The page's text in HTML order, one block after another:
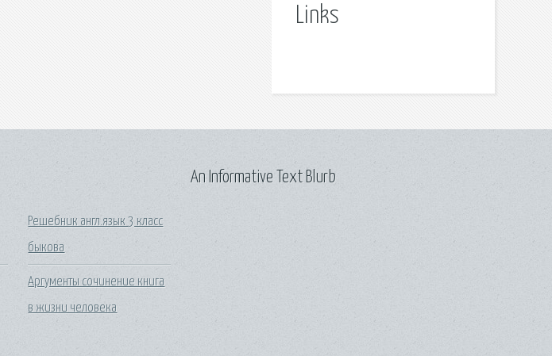
Links
Решебник англ.язык 3 класс
быкова
Аргументы сочинение книга
в жизни человека
An Informative Text Blurb